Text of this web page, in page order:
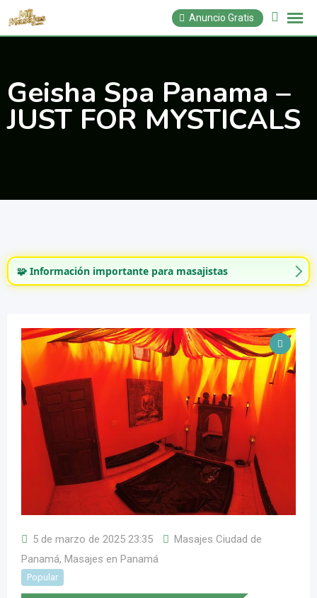
Saltar
Anuncio Gratis
Geisha Spa Panama –
JUST FOR MYSTICALS
🧩 Información importante para masajistas
5 de marzo de 2025 23:35
Masajes Ciudad de
Panamá, Masajes en Panamá
Popular